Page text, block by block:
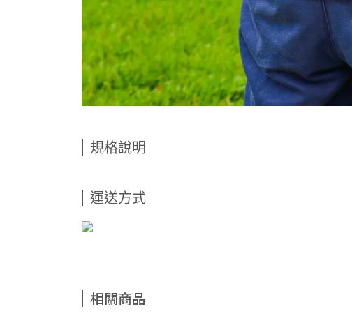
規格說明
運送方式
相關商品